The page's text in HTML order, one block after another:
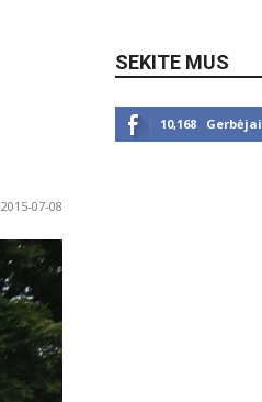
2015-07-08
SEKITE MUS
10,168 Gerbėjai